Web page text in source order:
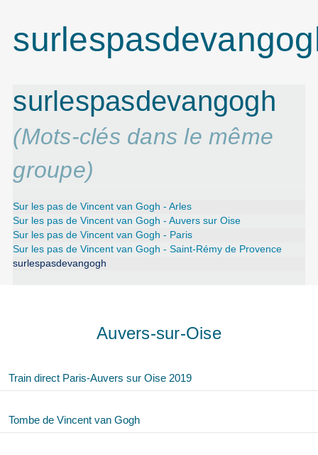
surlespasdevangogh
(Mots-clés dans le même
groupe)
Sur les pas de Vincent van Gogh - Arles
Sur les pas de Vincent van Gogh - Auvers sur Oise
Sur les pas de Vincent van Gogh - Paris
Sur les pas de Vincent van Gogh - Saint-Rémy de Provence
surlespasdevangogh
Auvers-sur-Oise
Train direct Paris-Auvers sur Oise 2019
Tombe de Vincent van Gogh